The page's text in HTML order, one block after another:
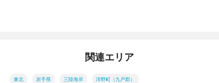
関連エリア
東北 岩手県 三陸海岸 洋野町（九戸郡）